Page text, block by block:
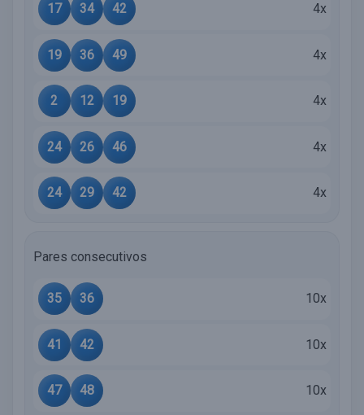
17 34 42 4x
19 36 49 4x
2 12 19 4x
24 26 46 4x
24 29 42 4x
Pares consecutivos
35 36 10x
41 42 10x
47 48 10x